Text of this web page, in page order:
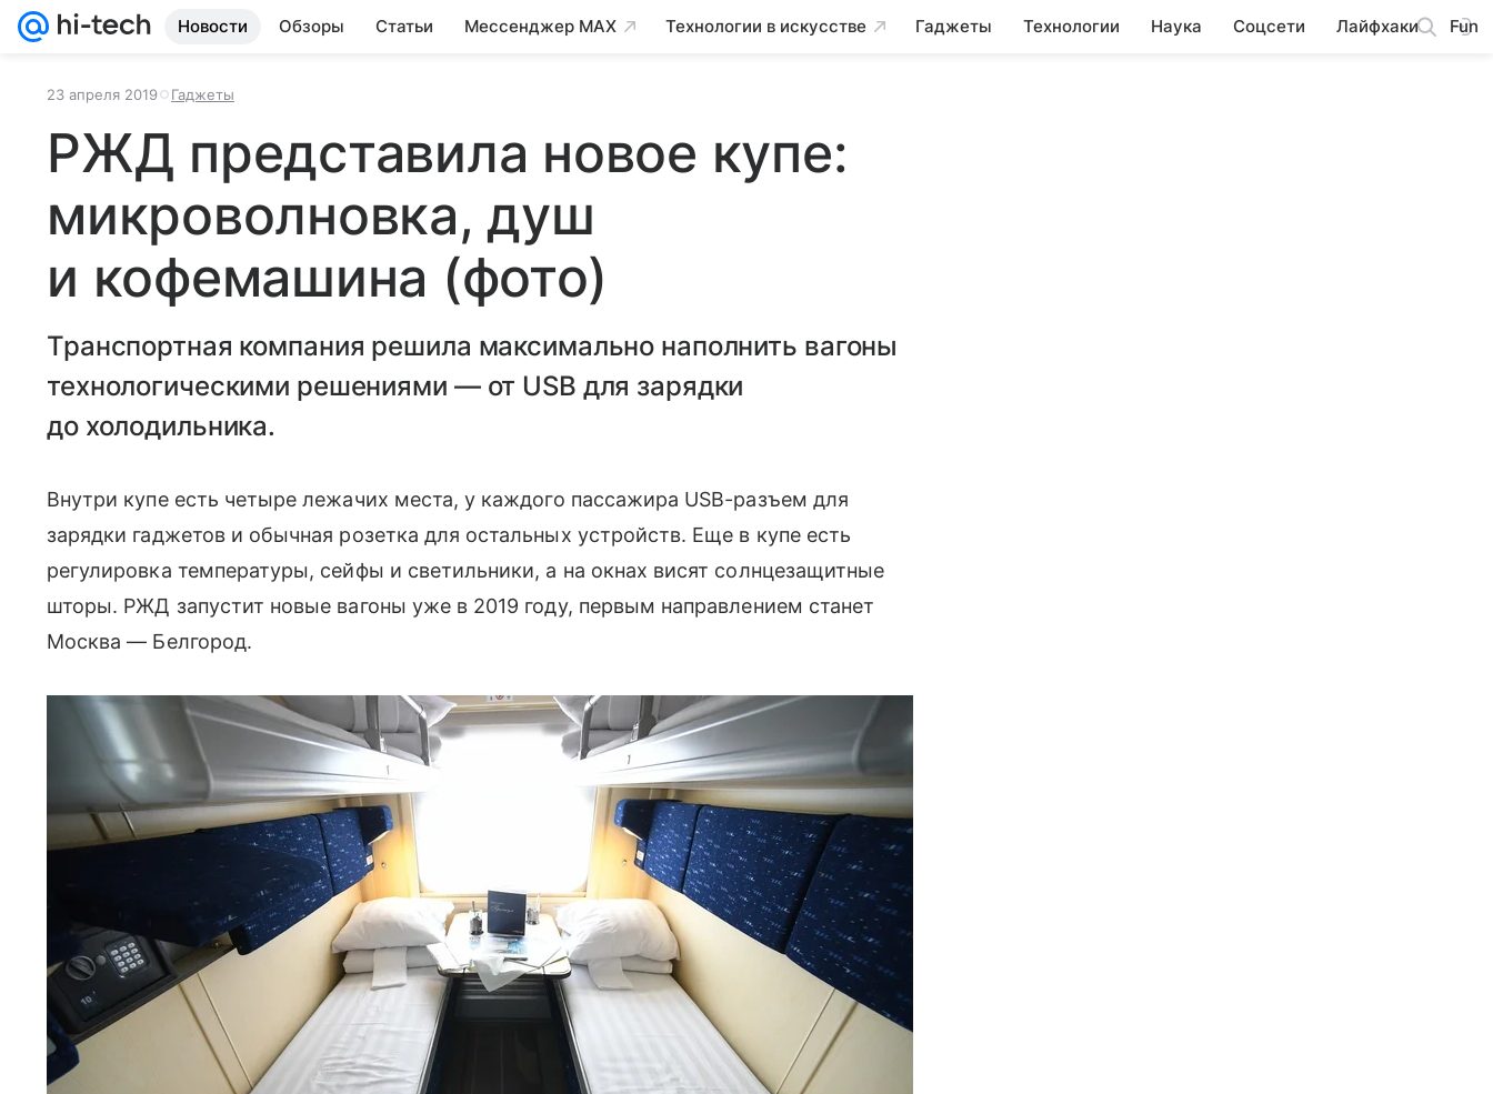
Новости Обзоры Статьи Мессенджер MAX Технологии в искусстве Гаджеты Технологии Наука Соцсети Лайфхаки Fun
23 апреля 2019 Гаджеты
РЖД представила новое купе:
микроволновка, душ
и кофемашина (фото)
Транспортная компания решила максимально наполнить вагоны
технологическими решениями — от USB для зарядки
до холодильника.
Внутри купе есть четыре лежачих места, у каждого пассажира USB-разъем для
зарядки гаджетов и обычная розетка для остальных устройств. Еще в купе есть
регулировка температуры, сейфы и светильники, а на окнах висят солнцезащитные
шторы. РЖД запустит новые вагоны уже в 2019 году, первым направлением станет
Москва — Белгород.